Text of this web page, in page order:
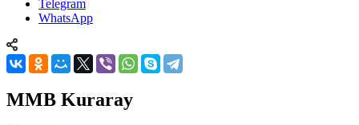
Telegram
WhatsApp
MMB Kuraray